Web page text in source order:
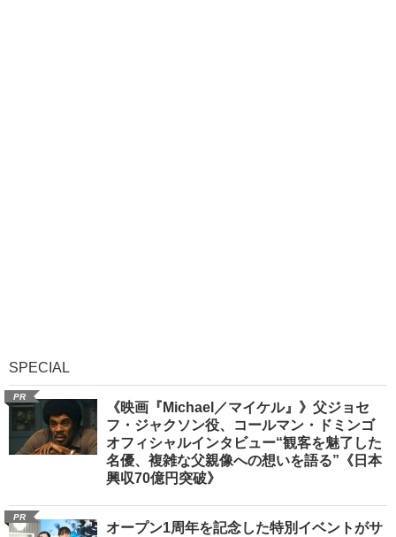
SPECIAL
PR
《映画『Michael／マイケル』》父ジョセ
フ・ジャクソン役、コールマン・ドミンゴ
オフィシャルインタビュー“観客を魅了した
名優、複雑な父親像への想いを語る”《日本
興収70億円突破》
PR
オープン1周年を記念した特別イベントがサ